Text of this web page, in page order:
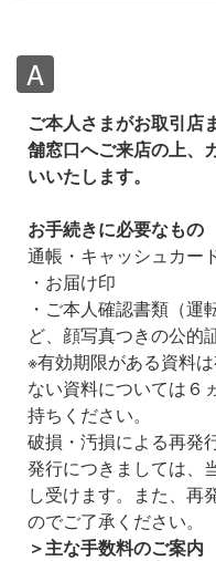
ご本人さまがお取引店
舗窓口へご来店の上、
いいたします。
お手続きに必要なもの
通帳・キャッシュカー
・お届け印
・ご本人確認書類（
ど、顔写真つきの公的
※有効期限がある資料
ない資料については６
持ちください。
破損・汚損による再発
発行につきましては、
し受けます。また、再
のでご了承ください。
＞主な手数料のご案内